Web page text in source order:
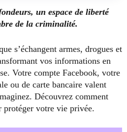
un espace de liberté
de la criminalité.
s’échangent armes, drogues et
vos informations en
Votre compte Facebook, votre
ou de carte bancaire valent
Découvrez comment
protéger votre vie privée.